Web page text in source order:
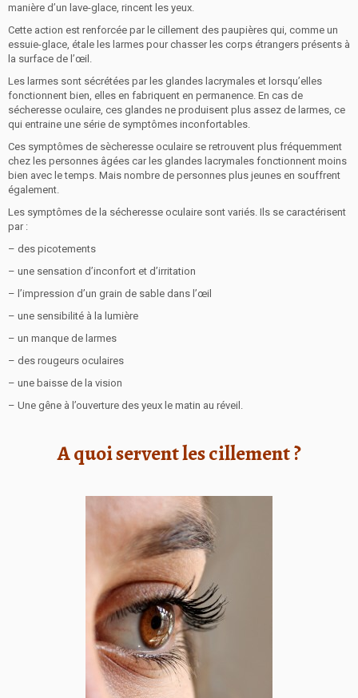
manière d’un lave-glace, rincent les yeux.
Cette action est renforcée par le cillement des paupières qui, comme un
essuie-glace, étale les larmes pour chasser les corps étrangers présents à
la surface de l’œil.
Les larmes sont sécrétées par les glandes lacrymales et lorsqu’elles
fonctionnent bien, elles en fabriquent en permanence. En cas de
sécheresse oculaire, ces glandes ne produisent plus assez de larmes, ce
qui entraine une série de symptômes inconfortables.
Ces symptômes de sècheresse oculaire se retrouvent plus fréquemment
chez les personnes âgées car les glandes lacrymales fonctionnent moins
bien avec le temps. Mais nombre de personnes plus jeunes en souffrent
également.
Les symptômes de la sécheresse oculaire sont variés. Ils se caractérisent
par :
– des picotements
– une sensation d’inconfort et d’irritation
– l’impression d’un grain de sable dans l’œil
– une sensibilité à la lumière
– un manque de larmes
– des rougeurs oculaires
– une baisse de la vision
– Une gêne à l’ouverture des yeux le matin au réveil.
A quoi servent les cillement ?